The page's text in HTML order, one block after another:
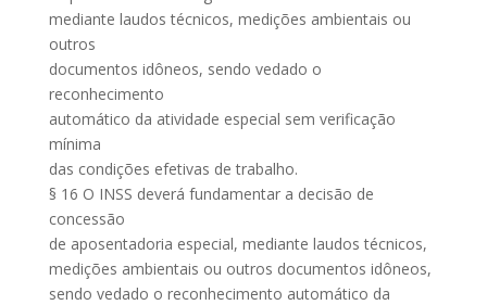
mediante laudos técnicos, medições ambientais ou
outros
documentos idôneos, sendo vedado o
reconhecimento
automático da atividade especial sem verificação
mínima
das condições efetivas de trabalho.
§ 16 O INSS deverá fundamentar a decisão de
concessão
de aposentadoria especial, mediante laudos técnicos,
medições ambientais ou outros documentos idôneos,
sendo vedado o reconhecimento automático da